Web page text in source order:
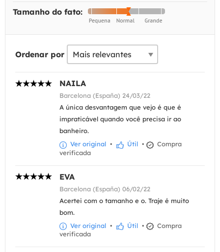
Tamanho do fato:
Ordenar por
NAILA
Barcelona (España) 24/03/22
A única desvantagem que vejo é que é
impraticável quando você precisa ir ao
banheiro.
Ver original • Útil •
Compra
verificada
EVA
Barcelona (España) 06/02/22
Acertei com o tamanho e o. Traje é muito
bom.
Ver original • Útil •
Compra
verificada